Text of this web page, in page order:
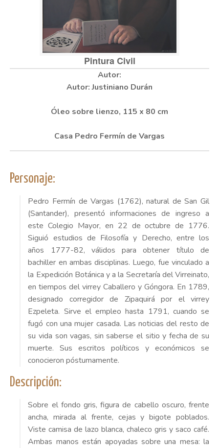
Pintura Civil
Autor: Justiniano Durán
Óleo sobre lienzo, 115 x 80 cm
Casa Pedro Fermín de Vargas
Personaje:
Pedro Fermín de Vargas (1762), natural de San Gil
(Santander), presentó informaciones de ingreso a
este Colegio Mayor, en 22 de octubre de 1776.
Siguió estudios de Filosofía y Derecho, entre los
años 1777-82, válidos para obtener título de
bachiller en ambas disciplinas. Luego, fue vinculado a
la Expedición Botánica y a la Secretaría del Virreinato,
en tiempos del virrey Caballero y Góngora. En 1789,
designado corregidor de Zipaquirá por el virrey
Ezpeleta. Sirve el empleo hasta 1791, cuando se
fugó con una mujer casada. Las noticias del resto de
su vida son vagas, sin saberse el sitio y fecha de su
muerte. Sus escritos políticos y económicos se
conocieron póstumamente.
Descripción:
Sobre el fondo gris, figura de cabello oscuro, frente
ancha, mirada al frente, cejas y bigote poblados.
Viste camisa de lazo blanca, chaleco gris y saco café.
Ambas manos están apoyadas sobre una mesa: la